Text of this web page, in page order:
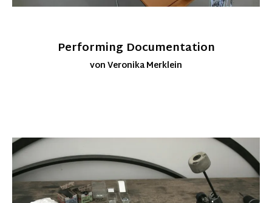
Performing Documentation
von Veronika Merklein